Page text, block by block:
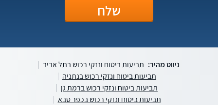
ניווט מהיר: תביעות ביטוח ונזקי רכוש בתל אביב
תביעות ביטוח ונזקי רכוש בנתניה
תביעות ביטוח ונזקי רכוש ברמת גן
תביעות ביטוח ונזקי רכוש בכפר סבא